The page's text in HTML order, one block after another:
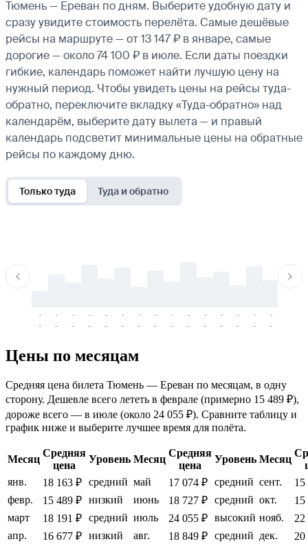
Тюмень — Ереван по дням. Выберите удобную дату и
сразу увидите стоимость перелёта. Самые дешёвые
рейсы на маршруте — от 13 147 ₽ в январе, самые
дорогие — около 74 100 ₽ в июле. Если даты поездки
гибкие, календарь поможет найти лучшую цену на
нужный период. Чтобы увидеть цены на рейсы туда-
обратно, переключите вкладку «Туда-обратно» над
календарём, выберите дату вылета — и правый
календарь подсветит минимальные цены на обратные
рейсы по каждому дню.
Только туда Туда и обратно
-
-
-
-
-
-
-
-
-
-
-
-
-
-
-
-
-
-
-
-
-
-
-
-
-
-
-
-
-
-
Цены по месяцам
Средняя цена билета Тюмень — Ереван по месяцам, в одну
сторону. Дешевле всего лететь в феврале (примерно 15 489 ₽),
дороже всего — в июле (около 24 055 ₽). Сравните таблицу и
график ниже и выберите лучшее время для полёта.
Месяц
Средняя
цена
Уровень Месяц
Средняя
цена
Уровень Месяц
янв.
18 163 ₽ средний май 17 074 ₽ средний сент.
15
февр.
15 489 ₽ низкий июнь 18 727 ₽ средний окт.
15
март
18 191 ₽ средний июль 24 055 ₽ высокий нояб.
22
апр.
16 677 ₽ низкий авг. 18 849 ₽ средний дек. 20